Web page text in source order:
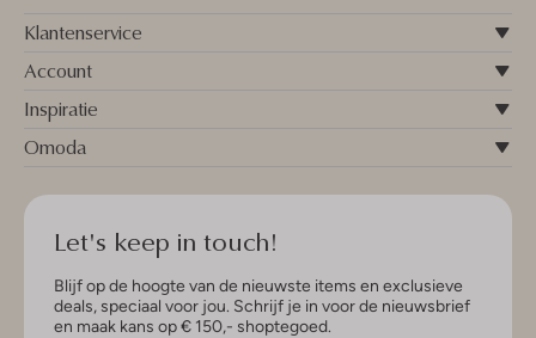
Klantenservice
Account
Inspiratie
Omoda
Let's keep in touch!
Blijf op de hoogte van de nieuwste items en exclusieve
deals, speciaal voor jou. Schrijf je in voor de nieuwsbrief
en maak kans op € 150,- shoptegoed.